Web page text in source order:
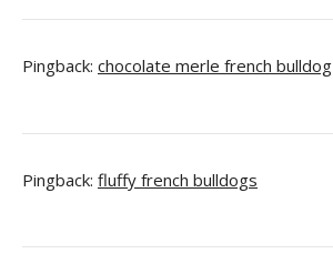
Pingback: chocolate merle french bulldog
Pingback: fluffy french bulldogs